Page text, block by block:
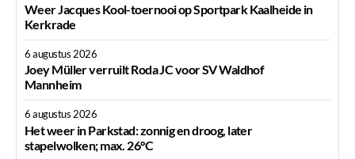
Weer Jacques Kool-toernooi op Sportpark Kaalheide in
Kerkrade
6 augustus 2026
Joey Müller verruilt Roda JC voor SV Waldhof
Mannheim
6 augustus 2026
Het weer in Parkstad: zonnig en droog, later
stapelwolken; max. 26°C